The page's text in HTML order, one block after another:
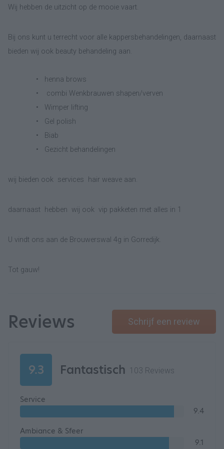
Wij hebben de uitzicht op de mooie vaart.
Bij ons kunt u terrecht voor alle kappersbehandelingen, daarnaast
bieden wij ook beauty behandeling aan.
• henna brows
•
combi Wenkbrauwen shapen/verven
• Wimper lifting
• Gel polish
• Biab
• Gezicht behandelingen
wij bieden ook services hair weave aan.
daarnaast hebben wij ook vip pakketen met alles in 1
U vindt ons aan de Brouwerswal 4g in Gorredijk.
Tot gauw!
Reviews Schrijf een review
9.3 Fantastisch 103 Reviews
Service
9.4
Ambiance & Sfeer
9.1